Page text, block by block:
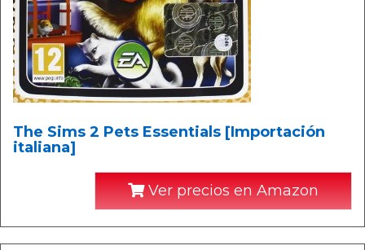
The Sims 2 Pets Essentials [Importación
italiana]
Ver precios en Amazon